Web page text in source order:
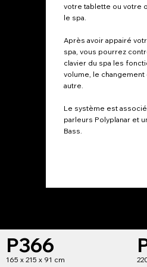
votre tablette ou votre
le spa.
Après avoir appairé
spa, vous pourrez
clavier du spa les
volume, le changement
autre.
Le système est associé
parleurs Polyplanar et
Bass.
P366
165 x 215 x 91 cm